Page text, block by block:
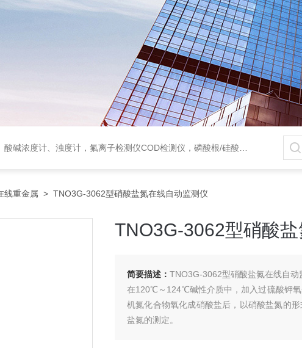
，氟离子检测仪COD检测仪，磷酸根/硅酸根分析仪，PH电极、溶氧电极、电导电极
线重金属 > TNO3G-3062型硝酸盐氮在线自动监测仪
TNO3G-3062型硝酸
简要描述： TNO3G-3062型硝酸盐氮在线自动
在120℃～124℃碱性介质中，加入过硫酸钾
机氮化合物氧化成硝酸盐后，以硝酸盐氮的
盐氮的测定。